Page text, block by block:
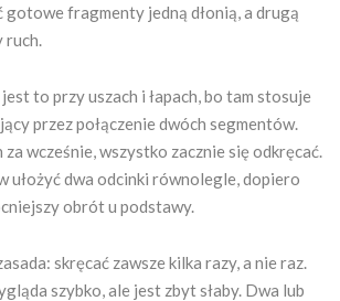
fragmenty jedną dłonią, a drugą
to przy uszach i łapach, bo tam stosuje
przez połączenie dwóch segmentów.
za wcześnie, wszystko zacznie się odkręcać.
ułożyć dwa odcinki równolegle, dopiero
obrót u podstawy.
skręcać zawsze kilka razy, a nie raz.
szybko, ale jest zbyt słaby. Dwa lub